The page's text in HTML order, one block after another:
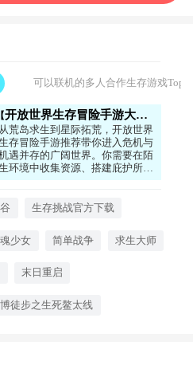
可以联机的多人合作生存游戏Top
开放世界生存冒险手游大全
从荒岛求生到星际拓荒，开放世界
存冒险手游推荐带你进入危机与
遇并存的广阔世界。你需要在陌
环境中收集资源、搭建庇护所、
作工具，同时应对恶劣天气和野
，你可以选择成为独行侠深入险
和昼夜更替让每次探索都充满未
能力。
生存挑战官方下载
少女 简单战争 求生大师
末日重启
徒步之生死鳌太线